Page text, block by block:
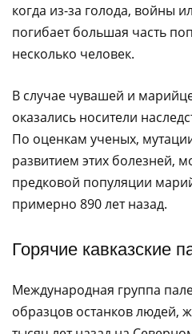
когда из-за голода, войны
погибает большая часть
несколько человек.
В случае чувашей и
оказались носители
По оценкам ученых,
развитием этих болезней,
предковой популяции
примерно 890 лет назад.
Горячие кавказские
Международная группа
образцов останков людей,